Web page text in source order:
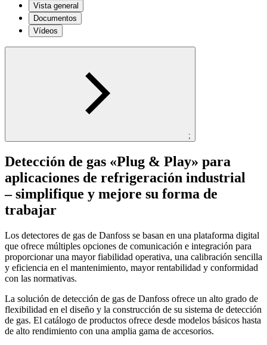
Vista general
Documentos
Vídeos
;
Detección de gas «Plug & Play» para
aplicaciones de refrigeración industrial
– simplifique y mejore su forma de
trabajar
Los detectores de gas de Danfoss se basan en una plataforma digital
que ofrece múltiples opciones de comunicación e integración para
proporcionar una mayor fiabilidad operativa, una calibración sencilla
y eficiencia en el mantenimiento, mayor rentabilidad y conformidad
con las normativas.
La solución de detección de gas de Danfoss ofrece un alto grado de
flexibilidad en el diseño y la construcción de su sistema de detección
de gas. El catálogo de productos ofrece desde modelos básicos hasta
de alto rendimiento con una amplia gama de accesorios.